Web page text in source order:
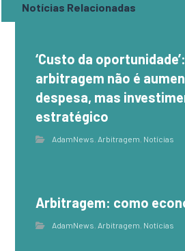
Notícias Relacionadas
‘Custo da
arbitragem não é
despesa, mas
estratégico
AdamNews, Arbitragem, Notícias
Arbitragem: como
AdamNews, Arbitragem, Notícias